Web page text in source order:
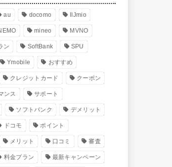
au docomo IIJmio
mineo MVNO
ン SoftBank SPU
Ymobile おすすめ
クレジットカード クーポン
ンス サポート
ソフトバンク デメリット
ドコモ ポイント
メリット 口コミ 審査
料金プラン 最新キャンペーン